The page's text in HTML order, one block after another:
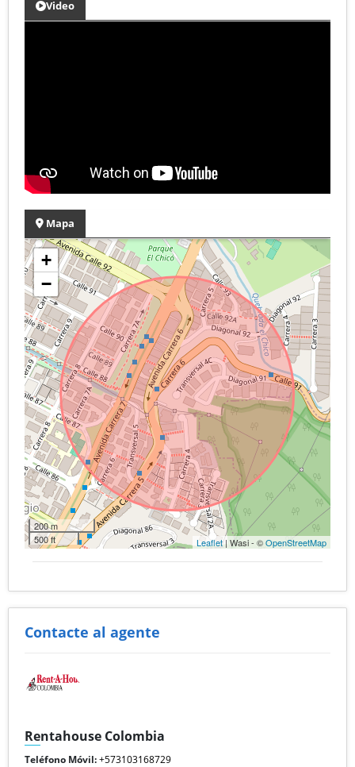
Video
Mapa
+
−
200 m
500 ft
Leaflet | Wasi - ©OpenStreetMap
Contacte al agente
Rentahouse Colombia
Teléfono Móvil:+573103168729